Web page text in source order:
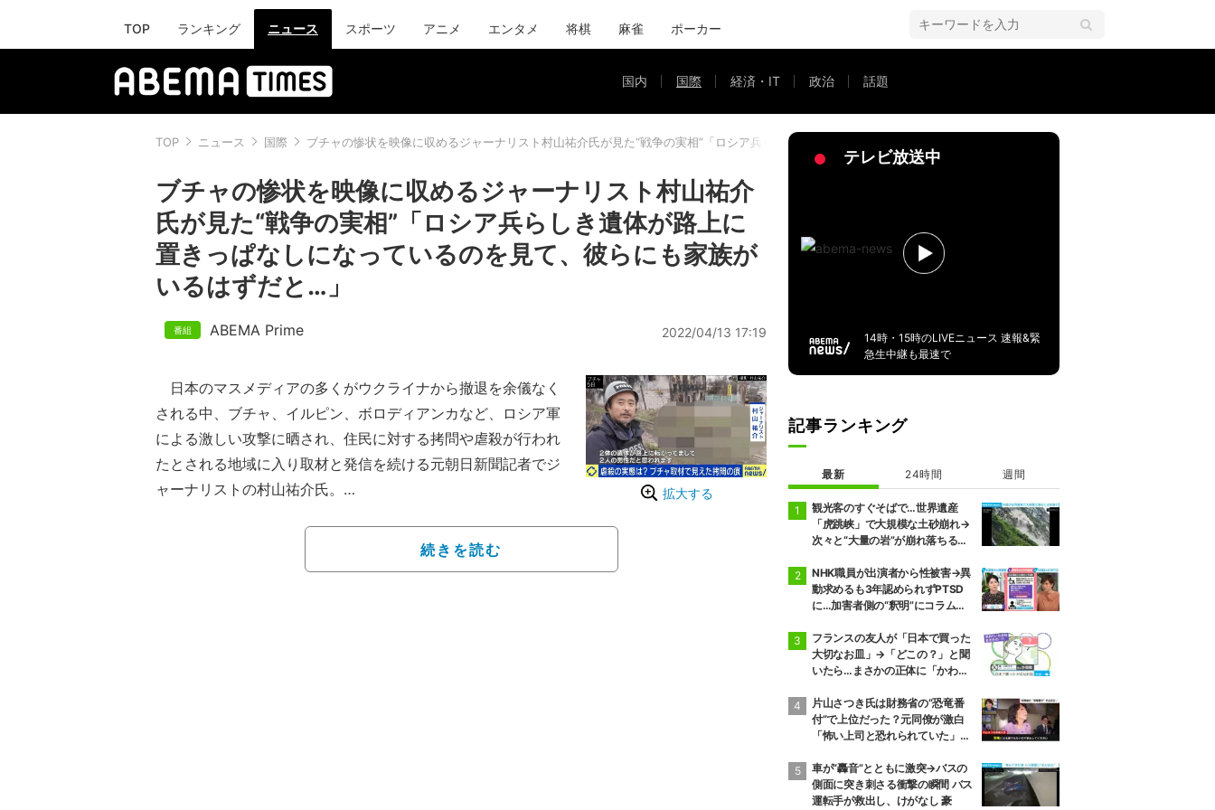
TOP ランキング ニュース スポーツ アニメ エンタメ 将棋 麻雀 ポーカー
国内 国際 経済・IT 政治 話題
TOP ニュース 国際 ブチャの惨状を映像に収めるジャーナリスト村山祐介氏が見た“戦争の実相”「ロシア兵らしき遺体が路上に置きっぱなしになっているのを見て、彼らにも家族がいるはずだ
ブチャの惨状を映像に収めるジャーナリスト村山祐介
氏が見た“戦争の実相”「ロシア兵らしき遺体が路上に
置きっぱなしになっているのを見て、彼らにも家族が
いるはずだと…」
ABEMA Prime 2022/04/13 17:19
拡大する
日本のマスメディアの多くがウクライナから撤退を余儀なく
される中、ブチャ、イルピン、ボロディアンカなど、ロシア軍
による激しい攻撃に晒され、住民に対する拷問や虐殺が行われ
たとされる地域に入り取材と発信を続ける元朝日新聞記者でジ
ャーナリストの村山祐介氏。
滞在中の村山氏と中継を結び、直接見聞きした戦争の現実につ
いて話を聞いた。（編集部注：遺体に関する直接的な描写も含
続きを読む
テレビ放送中
14時・15時のLIVEニュース 速報&緊
急生中継も最速で
記事ランキング
最新 24時間 週間
観光客のすぐそばで…世界遺産
「虎跳峡」で大規模な土砂崩れ→
次々と“大量の岩”が崩れ落ちる瞬
NHK職員が出演者から性被害→異
動求めるも3年認められずPTSD
に…加害者側の“釈明”にコラムニ
織体制の問題点も指摘
フランスの友人が「日本で買った
大切なお皿」→「どこの？」と聞
いたら…まさかの正体に「かわい
片山さつき氏は財務省の“恐竜番
付”で上位だった？元同僚が激白
「怖い上司と恐れられていた」
車が“轟音”とともに激突→バスの
側面に突き刺さる衝撃の瞬間 バス
運転手が救出し、けがなし 豪